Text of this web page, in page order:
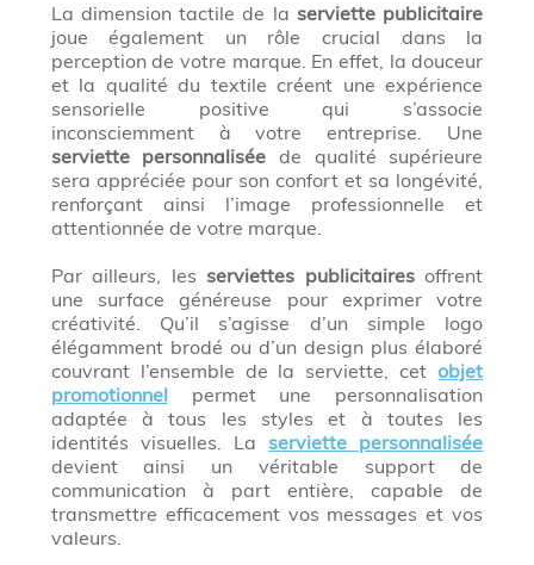
La dimension tactile de la serviette publicitaire
joue également un rôle crucial dans la
perception de votre marque. En effet, la douceur
et la qualité du textile créent une expérience
sensorielle positive qui s’associe
inconsciemment à votre entreprise. Une
serviette personnalisée de qualité supérieure
sera appréciée pour son confort et sa longévité,
renforçant ainsi l’image professionnelle et
attentionnée de votre marque.
Par ailleurs, les serviettes publicitairesoffrent
une surface généreuse pour exprimer votre
créativité. Qu’il s’agisse d’un simple logo
élégamment brodé ou d’un design plus élaboré
couvrant l’ensemble de la serviette, cetobjet
promotionnelpermet une personnalisation
adaptée à tous les styles et à toutes les
identités visuelles. Laserviette personnalisée
devient ainsi un véritable support de
communication à part entière, capable de
transmettre efficacement vos messages et vos
valeurs.